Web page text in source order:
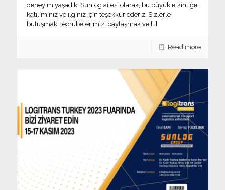
deneyim yaşadık! Sunlog ailesi olarak, bu büyük etkinliğe
katılımınız ve ilginiz için teşekkür ederiz. Sizlerle
buluşmak, tecrübelerimizi paylaşmak ve […]
Read more